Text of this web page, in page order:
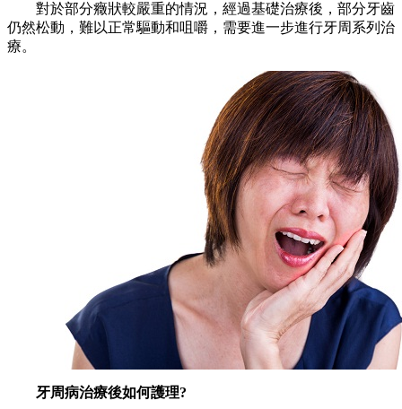
對於部分癥狀較嚴重的情況，經過基礎治療後，部分牙齒
仍然松動，難以正常驅動和咀嚼，需要進一步進行牙周系列治
療。
牙周病治療後如何護理?